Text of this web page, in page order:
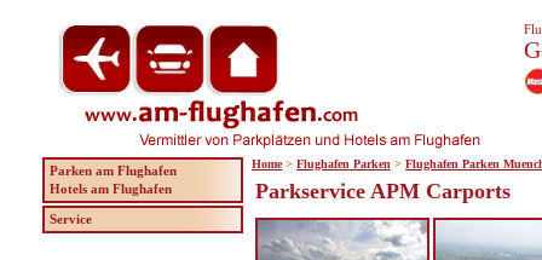
Parkservice APM Carports
Parken am Flughafen
Hotels am Flughafen
Service
Home > Flughafen Parken > Flughafen Parken